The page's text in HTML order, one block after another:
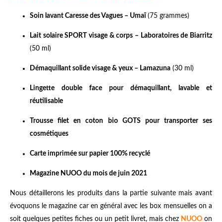
Soin lavant Caresse des Vagues – Umaï (75 grammes)
Lait solaire SPORT visage & corps – Laboratoires de Biarritz
(50 ml)
Démaquillant solide visage & yeux – Lamazuna (30 ml)
Lingette double face pour démaquillant, lavable et
réutilisable
Trousse filet en coton bio GOTS pour transporter ses
cosmétiques
Carte imprimée sur papier 100% recyclé
Magazine NUOO du mois de juin 2021
Nous détaillerons les produits dans la partie suivante mais avant
évoquons le magazine car en général avec les box mensuelles on a
soit quelques petites fiches ou un petit livret, mais chez NUOO on